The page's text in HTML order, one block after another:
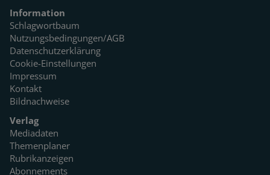
Information
Schlagwortbaum
Nutzungsbedingungen/AGB
Datenschutzerklärung
Cookie-Einstellungen
Impressum
Kontakt
Bildnachweise
Verlag
Mediadaten
Themenplaner
Rubrikanzeigen
Abonnements